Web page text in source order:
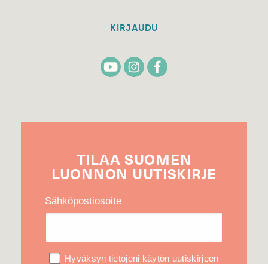
KIRJAUDU
TILAA SUOMEN
LUONNON UUTIS­KIRJE
Sähköpostiosoite
Hyväksyn tietojeni käytön uutiskirjeen